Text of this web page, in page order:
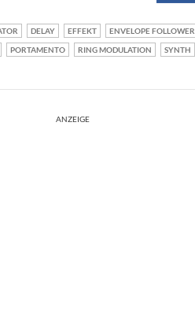
DELAY EFFEKT ENVELOPE FOLLOWER
PORTAMENTO RING MODULATION SYNTH
ANZEIGE